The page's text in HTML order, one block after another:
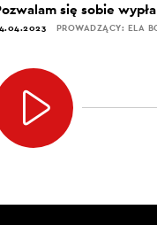
się sobie
PROWADZĄCY: ELA